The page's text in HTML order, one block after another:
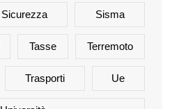
Sicurezza Sisma
Tasse Terremoto
Trasporti Ue